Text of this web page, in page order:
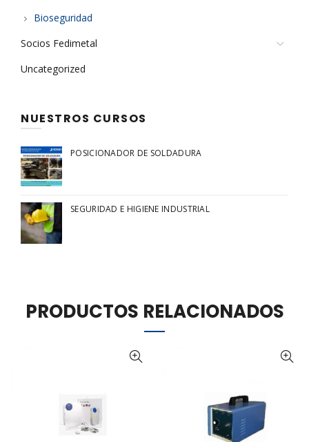
Bioseguridad
Socios Fedimetal
Uncategorized
NUESTROS CURSOS
POSICIONADOR DE SOLDADURA
SEGURIDAD E HIGIENE INDUSTRIAL
PRODUCTOS RELACIONADOS